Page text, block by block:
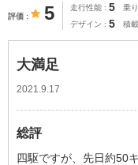
評価 5 走行性能 5 乗
デザイン 5 積
大満足
2021.9.17
総評
四駆ですが、先日約50